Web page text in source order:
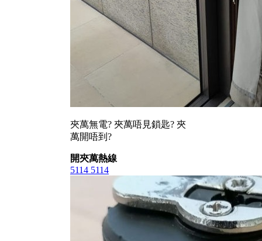
夾萬無電? 夾萬唔見鎖匙? 夾
萬開唔到?
開夾萬熱線
5114 5114